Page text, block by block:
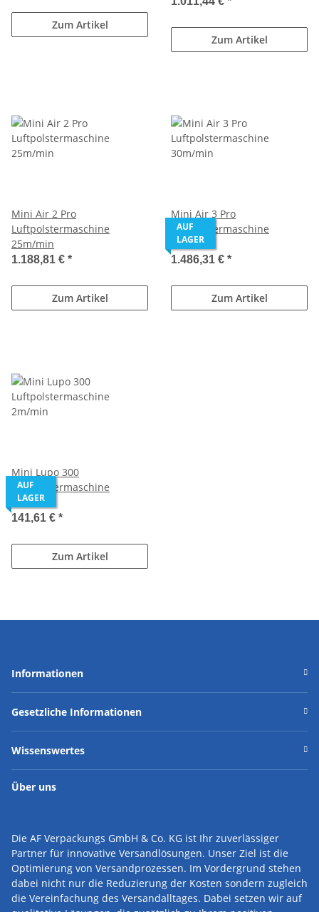
Zum Artikel
Zum Artikel
Mini Air 2 Pro
Luftpolstermaschine
25m/min
1.188,81 € *
Zum Artikel
AUF
LAGER
Mini Air 3 Pro
Luftpolstermaschine
30m/min
1.486,31 € *
Zum Artikel
AUF
LAGER
Mini Lupo 300
Luftpolstermaschine
2m/min
141,61 € *
Zum Artikel
Informationen
Gesetzliche Informationen
Wissenswertes
Über uns
Die AF Verpackungs GmbH & Co. KG ist Ihr zuverlässiger
Partner für innovative Versandlösungen. Unser Ziel ist die
Optimierung von Versandprozessen. Im Vordergrund stehen
dabei nicht nur die Reduzierung der Kosten sondern zugleich
die Vereinfachung des Versandalltages. Dabei setzen wir auf